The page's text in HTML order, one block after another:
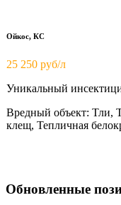
Ойкос, КС
25 250 руб/л
Уникальный
Вредный объект: Тли,
клещ, Тепличная
Обновленные